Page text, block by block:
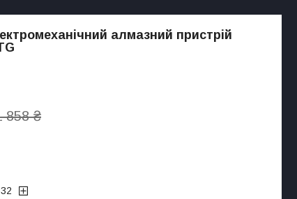
алмазний пристрій
858 ₴